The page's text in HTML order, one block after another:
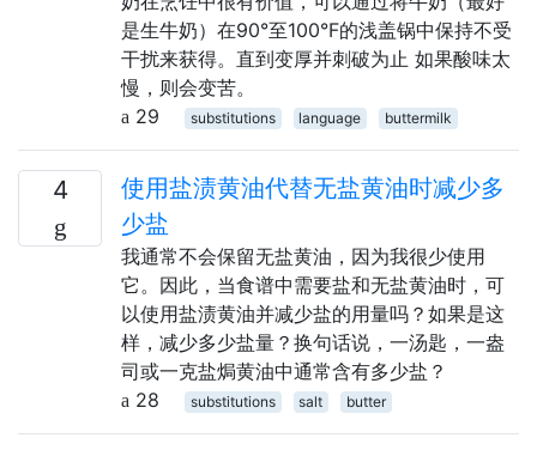
是生牛奶）在90°至100°F的浅盖锅中保持不受
干扰来获得。直到变厚并刺破为止 如果酸味太
慢，则会变苦。
29
substitutions language buttermilk
4
使用盐渍黄油代替无盐黄油时减少多
少盐
我通常不会保留无盐黄油，因为我很少使用
它。因此，当食谱中需要盐和无盐黄油时，可
以使用盐渍黄油并减少盐的用量吗？如果是这
样，减少多少盐量？换句话说，一汤匙，一盎
司或一克盐焗黄油中通常含有多少盐？
28
substitutions salt butter